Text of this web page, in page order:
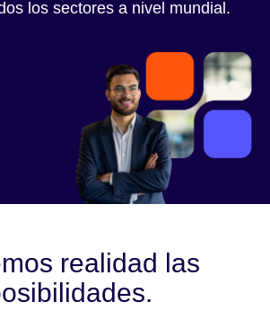
los sectores a nivel mundial.
realidad las